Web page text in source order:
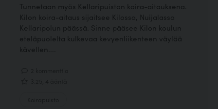
Tunnetaan myös Kellaripuiston koira-aitauksena.
Kilon koira-aitaus sijaitsee Kilossa, Nuijalassa
Kellaripolun päässä. Sinne pääsee Kilon koulun
eteläpuolelta kulkevaa kevyenliikenteen väylää
kävellen....